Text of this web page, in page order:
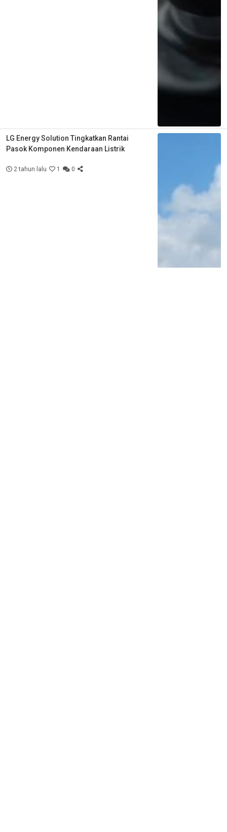
LG Energy Solution Tingkatkan Rantai
Pasok Komponen Kendaraan Listrik
2 tahun lalu 1 0